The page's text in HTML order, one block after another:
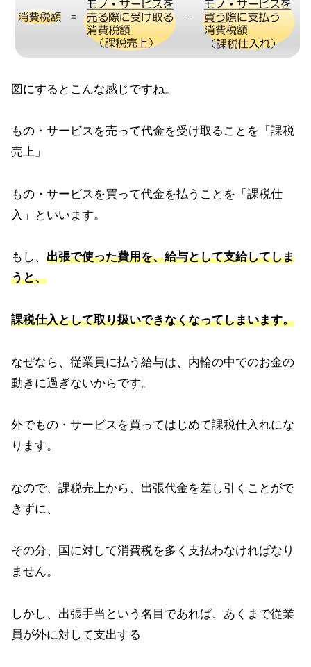
図にするとこんな感じですね。
もの・サービスを売って代金を受け取ることを「課税
売上」
もの・サービスを買って代金を払うことを「課税仕
入」といいます。
もし、 出張で使った費用を、給与として支給してしま
うと、
課税仕入として取り扱いできなくなってしまいます。
なぜなら、従業員に払う給与は、内輪の中でのお金の
動きに過ぎないからです。
外でもの・サービスを買ってはじめて課税仕入れにな
ります。
なので、課税売上から、出張代金を差し引くことがで
きずに、
その分、国に対して消費税を多く支払わなければなり
ません。
しかし、出張手当という名目であれば、あくまで従業
員が外に対して支出する